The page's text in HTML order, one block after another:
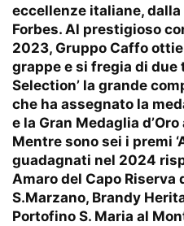
eccellenze italiane,
Forbes. Al prestigioso
2023, Gruppo Caffo
grappe e si fregia di
Selection’ la grande
che ha assegnato la
e la Gran Medaglia
Mentre sono sei i premi
guadagnati nel 2024
Amaro del Capo Riserva
S.Marzano, Brandy
Portofino S. Maria al